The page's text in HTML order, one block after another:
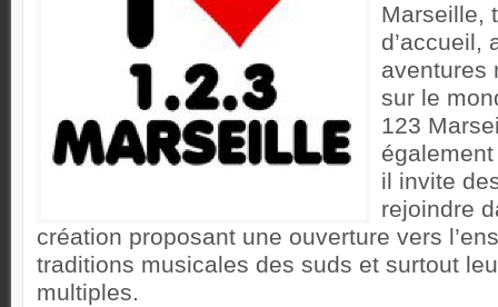
Marseille,
d’accueil,
aventures
sur le
123
il invite
rejoindre
création proposant une ouverture vers
traditions musicales des suds et surtout
multiples.